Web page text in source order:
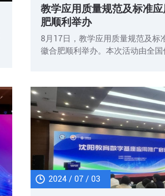
教学应用质量规范及标准
肥顺利举办
8月17日，教学应用质量规范及标
徽合肥顺利举办。本次活动由全国
交流数字教育实践经验，协同推
地，助力教育高质量体系建设。
2024 / 07 / 03